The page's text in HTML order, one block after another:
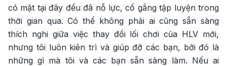
có mặt tại đây đều đã nỗ lực, cố gắng tập luyện trong
thời gian qua. Có thể không phải ai cũng sẵn sàng
thích nghi giữa việc thay đổi lối chơi của HLV mới,
nhưng tôi luôn kiên trì và giúp đỡ các bạn, bởi đó là
những gì mà tôi và các bạn sẵn sàng làm. Nếu ai